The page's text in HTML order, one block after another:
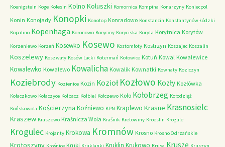
Koenigstein Koge Kolesin Kolno Koluszki Komornica Kompina Konarzyny Koniecpol
Konin Konojady Konopki Konotop Konradowo Konstancin Konstantynów Łódzki
Kopalino Kopenhaga Koronowo Koryciny Koryciska Koryta Korytnica Korytów
Korzeniewo Korzeń Kosewko Kosewo Kostomłoty Kostrzyn Koszajec Koszalin
Koszelewy Koszwały Kosów Lacki Kotermań Kotowice Kotuń Kowal Kowalewice
Kowalewko Kowalewo Kowalicha Kowalik Kownatki Kownaty Koziczyn
Koziebrody Kozienice Kozin Kozioł Kozłowo Kozły Kozłówka
Kołaczkowo Kołaczyce Kołbacz Kołbiel Kołczewo Koło Kołobrzeg Kołodziąż
Końskowola Kościerzyna Koźniewo KPN Kraplewo Krasne Krasnosielc
Kraszew Kraszewo Kraśnicza Wola Kraśnik Kretowiny Kroeslin Krogule
Krogulec Krojanty Krokowa Kromnów Krosno Krosno Odrzańskie
Krotoszyny Kruki Kruklin Krukowo Krusze